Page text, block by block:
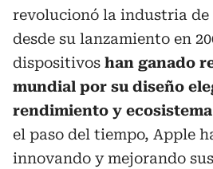
revolucionó la industria
desde su lanzamiento en
dispositivos han ganado
mundial por su diseño
rendimiento y
el paso del tiempo, Apple
innovando y mejorando sus